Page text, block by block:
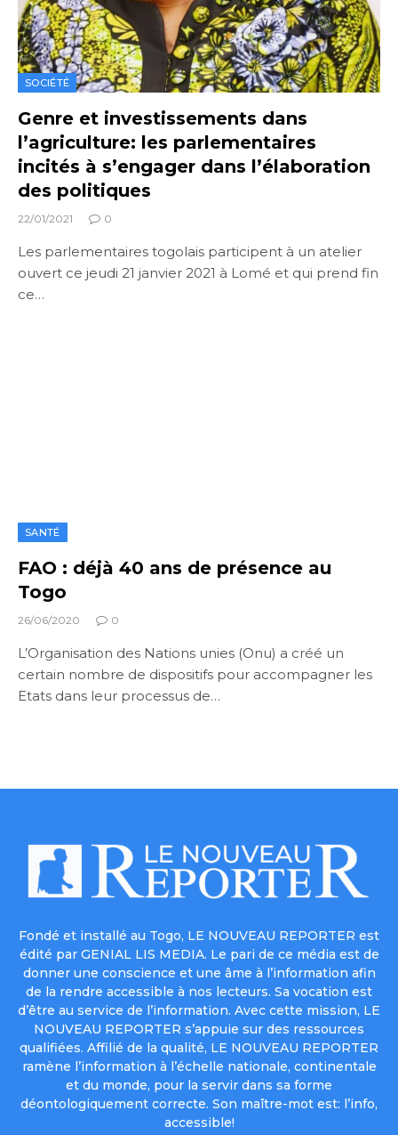
SOCIÉTÉ
Genre et investissements dans
l’agriculture: les parlementaires
incités à s’engager dans l’élaboration
des politiques
22/01/2021 0
Les parlementaires togolais participent à un atelier
ouvert ce jeudi 21 janvier 2021 à Lomé et qui prend fin
ce…
SANTÉ
FAO : déjà 40 ans de présence au
Togo
26/06/2020 0
L’Organisation des Nations unies (Onu) a créé un
certain nombre de dispositifs pour accompagner les
Etats dans leur processus de…
Fondé et installé au Togo, LE NOUVEAU REPORTER est
édité par GENIAL LIS MEDIA. Le pari de ce média est de
donner une conscience et une âme à l’information afin
de la rendre accessible à nos lecteurs. Sa vocation est
d’être au service de l’information. Avec cette mission, LE
NOUVEAU REPORTER s’appuie sur des ressources
qualifiées. Affilié de la qualité, LE NOUVEAU REPORTER
ramène l’information à l’échelle nationale, continentale
et du monde, pour la servir dans sa forme
déontologiquement correcte. Son maître-mot est: l’info,
accessible!